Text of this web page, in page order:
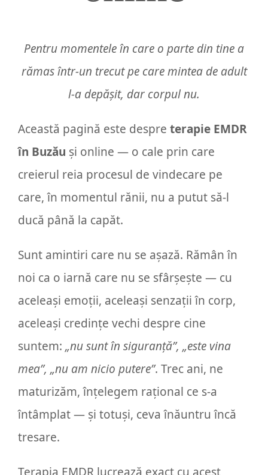
Pentru momentele în care o parte din tine a
rămas într-un trecut pe care mintea de adult
l-a depășit, dar corpul nu.
Această pagină este despre terapie EMDR
în Buzău și online — o cale prin care
creierul reia procesul de vindecare pe
care, în momentul rănii, nu a putut să-l
ducă până la capăt.
Sunt amintiri care nu se așază. Rămân în
noi ca o iarnă care nu se sfârșește — cu
aceleași emoții, aceleași senzații în corp,
aceleași credințe vechi despre cine
suntem: „nu sunt în siguranță”, „este vina
mea”, „nu am nicio putere”. Trec ani, ne
maturizăm, înțelegem rațional ce s-a
întâmplat — și totuși, ceva înăuntru încă
tresare.
Terapia EMDR lucrează exact cu acest